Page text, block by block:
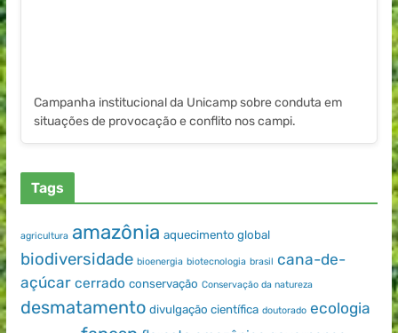
Campanha institucional da Unicamp sobre conduta em
situações de provocação e conflito nos campi.
Tags
agricultura amazônia aquecimento global
biodiversidade bioenergia biotecnologia brasil cana-de-
açúcar cerrado conservação Conservação da natureza
desmatamento divulgação científica doutorado ecologia